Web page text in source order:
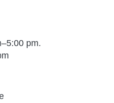
pm.